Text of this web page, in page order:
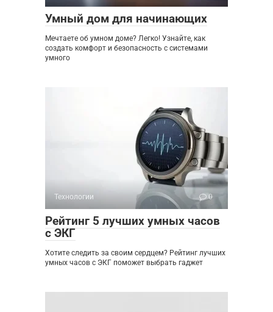
Умный дом для начинающих
Мечтаете об умном доме? Легко! Узнайте, как
создать комфорт и безопасность с системами
умного
Технологии 0
Рейтинг 5 лучших умных часов
с ЭКГ
Хотите следить за своим сердцем? Рейтинг лучших
умных часов с ЭКГ поможет выбрать гаджет